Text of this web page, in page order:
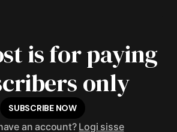
is for paying
only
SUBSCRIBE NOW
an account?Logi sisse